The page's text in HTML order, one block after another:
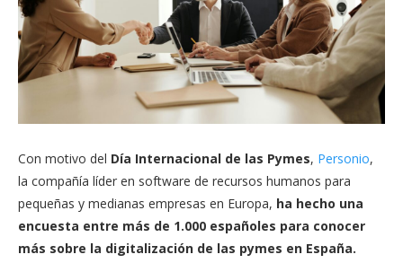
Con motivo del Día Internacional de las Pymes, Personio,
la compañía líder en software de recursos humanos para
pequeñas y medianas empresas en Europa, ha hecho una
encuesta entre más de 1.000 españoles para conocer
más sobre la digitalización de las pymes en España.